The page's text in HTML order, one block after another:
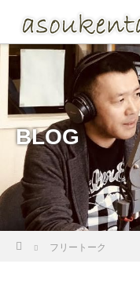
BLOG
フリートーク